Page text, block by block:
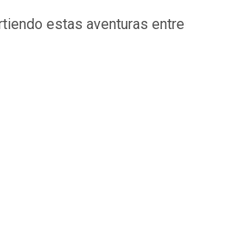
estas aventuras entre